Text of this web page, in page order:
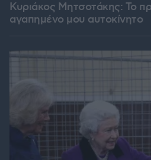
Κυριάκος Μητσοτάκης: Το
αγαπημένο μου αυτοκίνητο